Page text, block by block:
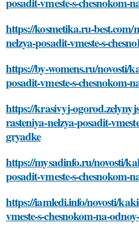
https://kosmetika.ru-best.com/
nelzya-posadit-vmeste-s-
https://by-womens.ru/novosti/
posadit-vmeste-s-chesnokom-
https://krasivyj-
rasteniya-nelzya-posadit-
gryadke
https://mysadinfo.ru/novosti/
posadit-vmeste-s-chesnokom-
https://iamledi.info/novosti/
vmeste-s-chesnokom-na-